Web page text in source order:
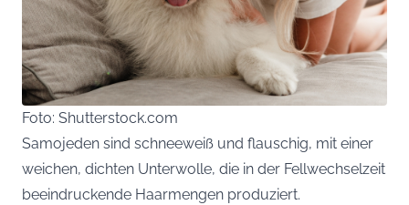
Foto: Shutterstock.com
Samojeden sind schneeweiß und flauschig, mit einer
weichen, dichten Unterwolle, die in der Fellwechselzeit
beeindruckende Haarmengen produziert.